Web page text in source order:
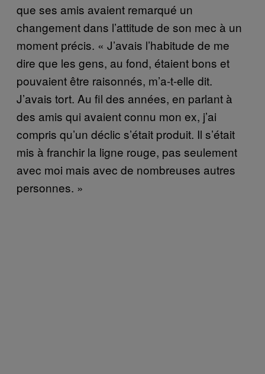
que ses amis avaient remarqué un
changement dans l’attitude de son mec à un
moment précis. « J’avais l’habitude de me
dire que les gens, au fond, étaient bons et
pouvaient être raisonnés, m’a-t-elle dit.
J’avais tort. Au fil des années, en parlant à
des amis qui avaient connu mon ex, j’ai
compris qu’un déclic s’était produit. Il s’était
mis à franchir la ligne rouge, pas seulement
avec moi mais avec de nombreuses autres
personnes. »